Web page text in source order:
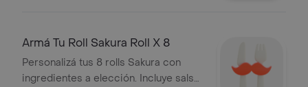
Armá Tu Roll Sakura Roll X 8
Personalizá tus 8 rolls Sakura con
ingredientes a elección. Incluye salsa